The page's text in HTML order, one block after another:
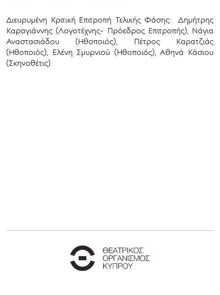
Διευρυμένη Κριτική Επιτροπή Τελικής Φάσης: Δημήτρης
Καραγιάννης (Λογοτέχνης- Πρόεδρος Επιτροπής), Νάγια
Αναστασιάδου (Ηθοποιός), Πέτρος Καρατζιάς
(Ηθοποιός), Ελένη Σμυρνιού (Ηθοποιός), Αθηνά Κάσιου
(Σκηνοθέτις)